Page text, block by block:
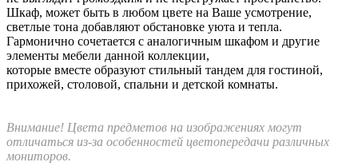
Шкаф, может быть в любом цвете на Ваше усмотрение,
светлые тона добавляют обстановке уюта и тепла.
Гармонично сочетается с аналогичным шкафом и другие
элементы мебели данной коллекции,
которые вместе образуют стильный тандем для гостиной,
прихожей, столовой, спальни и детской комнаты.
Внимание! Цвета предметов на изображениях могут
отличаться из-за особенностей цветопередачи различных
мониторов.